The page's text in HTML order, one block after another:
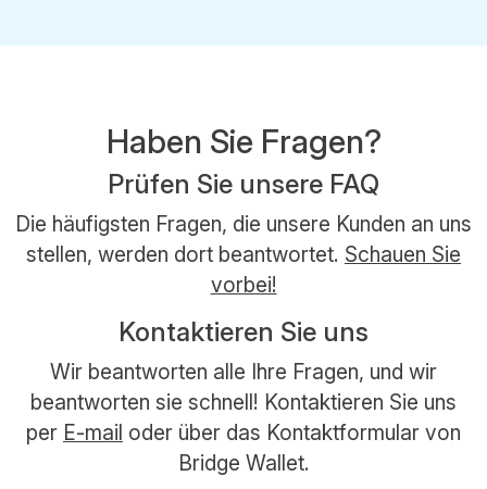
Haben Sie Fragen?
Prüfen Sie unsere FAQ
Die häufigsten Fragen, die unsere Kunden an uns
stellen, werden dort beantwortet. Schauen Sie
vorbei!
Kontaktieren Sie uns
Wir beantworten alle Ihre Fragen, und wir
beantworten sie schnell! Kontaktieren Sie uns
per E-mail oder über das Kontaktformular von
Bridge Wallet.